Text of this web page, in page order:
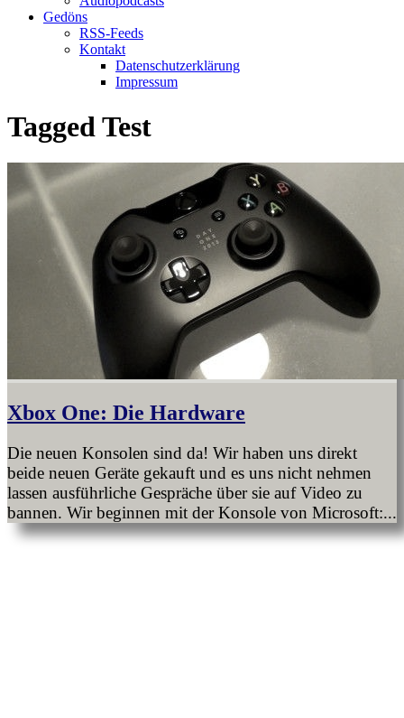
Gedöns
RSS-Feeds
Kontakt
Datenschutzerklärung
Impressum
Tagged Test
Xbox One: Die Hardware
Die neuen Konsolen sind da! Wir haben uns direkt
beide neuen Geräte gekauft und es uns nicht nehmen
lassen ausführliche Gespräche über sie auf Video zu
bannen. Wir beginnen mit der Konsole von Microsoft:...